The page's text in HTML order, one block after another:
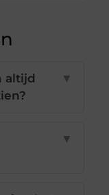
altijd
▼
▼